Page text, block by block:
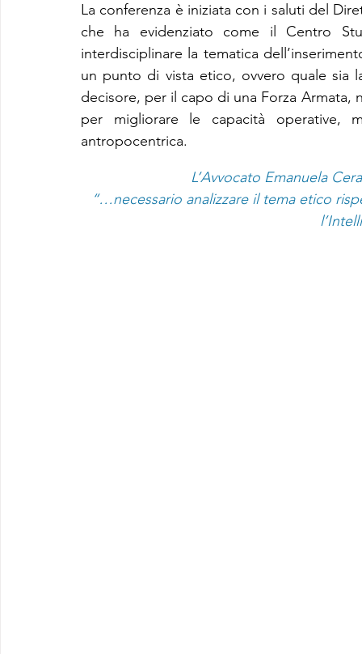
La conferenza è iniziata con i saluti del
che ha evidenziato come il Centro
interdisciplinare la tematica
un punto di vista etico, ovvero quale sia
decisore, per il capo di una Forza
per migliorare le capacità operative,
antropocentrica.
L’Avvocato Emanuela
“…necessario analizzare il tema etico